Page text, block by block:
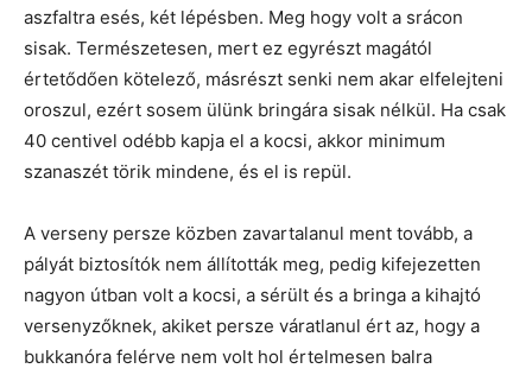
aszfaltra esés, két lépésben. Meg hogy volt a srácon
sisak. Természetesen, mert ez egyrészt magától
értetődően kötelező, másrészt senki nem akar elfelejteni
oroszul, ezért sosem ülünk bringára sisak nélkül. Ha csak
40 centivel odébb kapja el a kocsi, akkor minimum
szanaszét törik mindene, és el is repül.
A verseny persze közben zavartalanul ment tovább, a
pályát biztosítók nem állították meg, pedig kifejezetten
nagyon útban volt a kocsi, a sérült és a bringa a kihajtó
versenyzőknek, akiket persze váratlanul ért az, hogy a
bukkanóra felérve nem volt hol értelmesen balra